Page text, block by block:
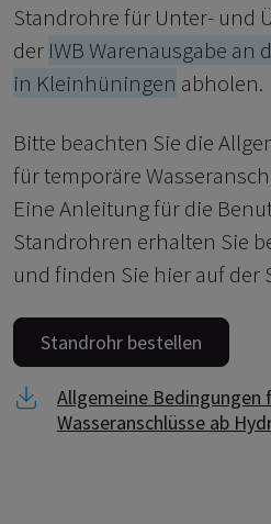
Standrohre für Unter- und
der IWB Warenausgabe an
in Kleinhüningen abholen.
Bitte beachten Sie die
für temporäre
Eine Anleitung für die
Standrohren erhalten Sie
und finden Sie hier auf der
Standrohr bestellen
Link zu Allgemeine
Allgemeine
Wasseranschlüsse ab